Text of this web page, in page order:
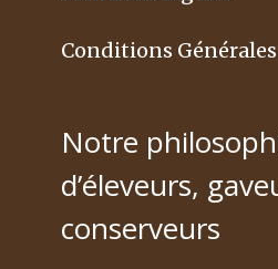
Conditions
Notre
d’éleveurs,
conserveurs